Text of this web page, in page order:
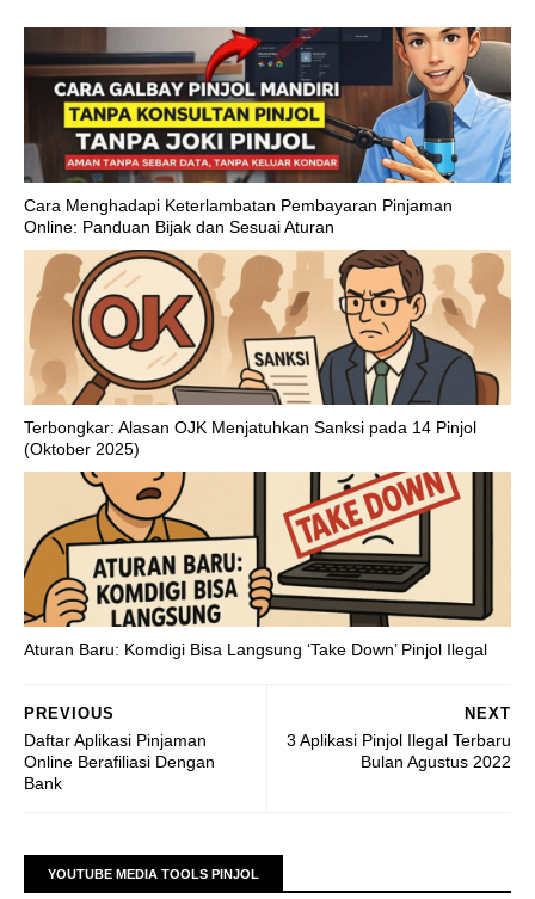
Cara Menghadapi Keterlambatan Pembayaran Pinjaman
Online: Panduan Bijak dan Sesuai Aturan
Terbongkar: Alasan OJK Menjatuhkan Sanksi pada 14 Pinjol
(Oktober 2025)
Aturan Baru: Komdigi Bisa Langsung ‘Take Down’ Pinjol Ilegal
NEXT
3 Aplikasi Pinjol Ilegal Terbaru
Bulan Agustus 2022
PREVIOUS
Daftar Aplikasi Pinjaman
Online Berafiliasi Dengan
Bank
YOUTUBE MEDIA TOOLS PINJOL